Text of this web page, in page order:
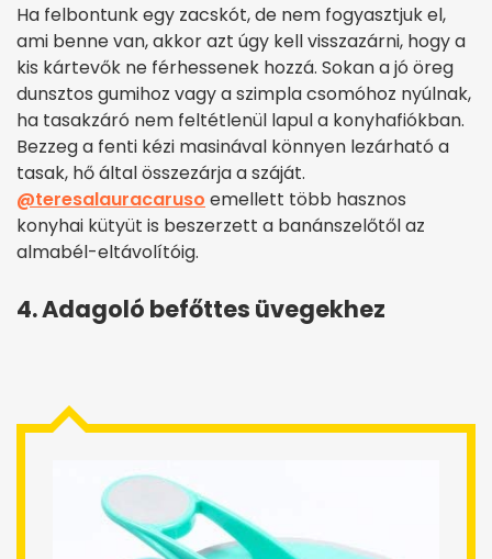
Ha felbontunk egy zacskót, de nem fogyasztjuk el,
ami benne van, akkor azt úgy kell visszazárni, hogy a
kis kártevők ne férhessenek hozzá. Sokan a jó öreg
dunsztos gumihoz vagy a szimpla csomóhoz nyúlnak,
ha tasakzáró nem feltétlenül lapul a konyhafiókban.
Bezzeg a fenti kézi masinával könnyen lezárható a
tasak, hő által összezárja a száját.
@teresalauracaruso emellett több hasznos
konyhai kütyüt is beszerzett a banánszelőtől az
almabél-eltávolítóig.
4. Adagoló befőttes üvegekhez